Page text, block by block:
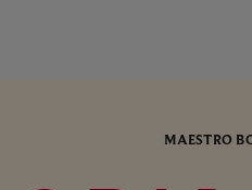
MAESTRO